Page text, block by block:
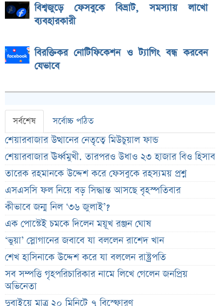
বিশ্বজুড়ে ফেসবুকে বিভ্রাট, সমস্যায় লাখো
ব্যবহারকারী
বিরক্তিকর নোটিফিকেশন ও ট্যাগিং বন্ধ করবেন
যেভাবে
সর্বশেষ সর্বোচ্চ পঠিত
শেয়ারবাজার উত্থানের নেতৃত্বে মিউচুয়াল ফান্ড
শেয়ারবাজার ঊর্ধ্বমুখী. তারপরও উধাও ২৩ হাজার বিও হিসাব
তারেক রহমানকে উদ্দেশ করে ফেসবুকে রহস্যময় প্রশ্ন
এসএসসি ফল নিয়ে বড় সিদ্ধান্ত আসছে বৃহস্পতিবার
কীভাবে জন্ম নিল ‘৩৬ জুলাই’?
এক পোস্টেই চমকে দিলেন ময়ূখ রঞ্জন ঘোষ
‘ভুয়া’ স্লোগানের জবাবে যা বললেন রাশেদ খান
শেখ হাসিনাকে উদ্দেশ করে যা বললেন রাষ্ট্রপতি
সব সম্পত্তি গৃহপরিচারিকার নামে লিখে গেলেন জনপ্রিয়
অভিনেতা
দুবাইয়ে মাত্র ২০ মিনিটে ৭ বিস্ফোরণ